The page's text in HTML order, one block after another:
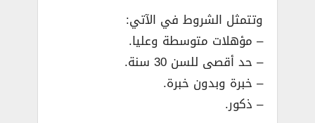
وتتمثل الشروط في الآتي:
– مؤهلات متوسطة وعليا.
– حد أقصى للسن 30 سنة.
– خبرة وبدون خبرة.
– ذكور.